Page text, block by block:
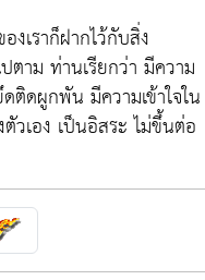
งเราก็ฝากไว้กับสิ่ง
ตาม ท่านเรียกว่า มีความ
ดผูกพัน มีความเข้าใจใน
วเอง เป็นอิสระ ไม่ขึ้นต่อ